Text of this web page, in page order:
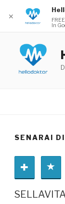
content
SENARAI
✕ FREE
In